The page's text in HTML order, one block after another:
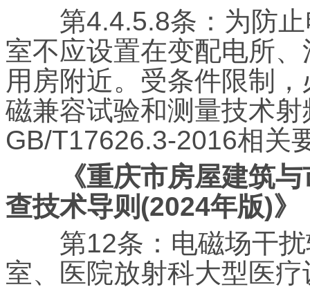
第4.4.5.8条：为防止
室不应设置在变配电所
用房附近。受条件限制
磁兼容试验和测量技术
GB/T17626.3-2016相关
《重庆市房屋建筑与
查技术导则(2024年版)》
第12条：电磁场干扰
室、医院放射科大型医